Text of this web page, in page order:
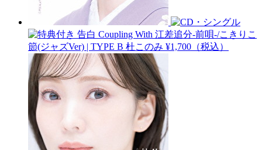
告白 Coupling With 江差追分-前唄-/こきりこ
節(ジャズVer) | TYPE B 杜このみ ¥1,700（税込）